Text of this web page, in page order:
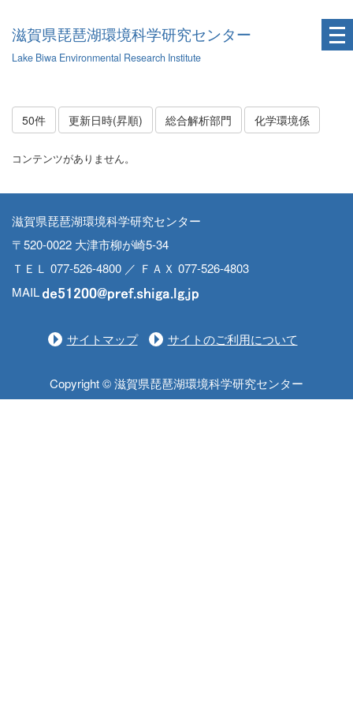
滋賀県琵琶湖環境科学研究センター
Lake Biwa Environmental Research Institute
50件 更新日時(昇順) 総合解析部門 化学環境係
コンテンツがありません。
滋賀県琵琶湖環境科学研究センター
〒520-0022 大津市柳が崎5-34
ＴＥＬ 077-526-4800 ／ ＦＡＸ 077-526-4803
MAIL
サイトマップ サイトのご利用について
Copyright © 滋賀県琵琶湖環境科学研究センター